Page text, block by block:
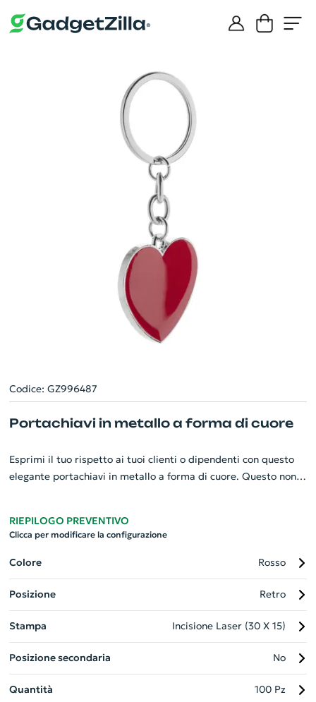
Codice: GZ996487
Portachiavi in metallo a forma di cuore
Esprimi il tuo rispetto ai tuoi clienti o dipendenti con questo
elegante portachiavi in metallo a forma di cuore. Questo non è
confezione nera raffinata. Resistente e pesante, ha un design
moderno e ricercato, rappresenta un gadget personalizzato
perfetto per distinguere la tua azienda. Dona un tocco di
eleganza a qualsiasi insieme di chiavi!
RIEPILOGO PREVENTIVO
Clicca per modificare la configurazione
Colore Rosso
Posizione Retro
Stampa Incisione Laser (30 X 15)
Posizione secondaria No
Quantità 100 Pz